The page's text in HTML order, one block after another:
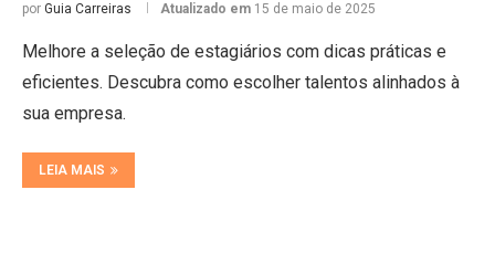
por Guia Carreiras Atualizado em 15 de maio de 2025
Melhore a seleção de estagiários com dicas práticas e
eficientes. Descubra como escolher talentos alinhados à
sua empresa.
LEIA MAIS